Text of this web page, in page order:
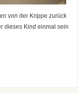
von der Krippe zurück
dieses Kind einmal sein